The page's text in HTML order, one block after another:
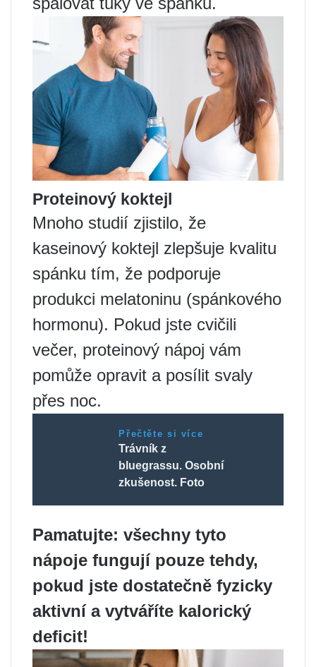
Proteinový koktejl
Mnoho studií zjistilo, že
kaseinový koktejl zlepšuje kvalitu
spánku tím, že podporuje
produkci melatoninu (spánkového
hormonu). Pokud jste cvičili
večer, proteinový nápoj vám
pomůže opravit a posílit svaly
přes noc.
Přečtěte si více
Trávník z
bluegrassu. Osobní
zkušenost. Foto
Pamatujte: všechny tyto
nápoje fungují pouze tehdy,
pokud jste dostatečně fyzicky
aktivní a vytváříte kalorický
deficit!